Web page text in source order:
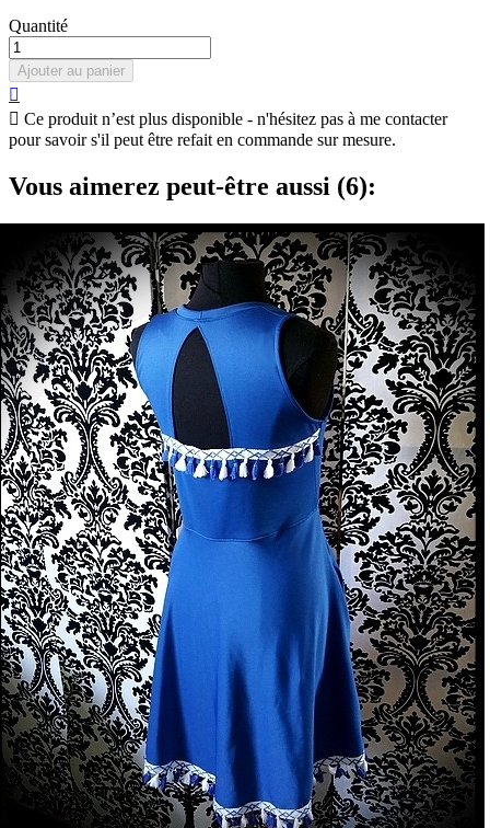
Quantité
Ajouter au panier

 Ce produit n’est plus disponible - n'hésitez pas à me contacter
pour savoir s'il peut être refait en commande sur mesure.
Vous aimerez peut-être aussi (6):